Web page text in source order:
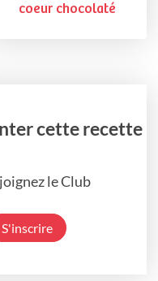
coeur chocolaté
cette recette
le Club
S'inscrire